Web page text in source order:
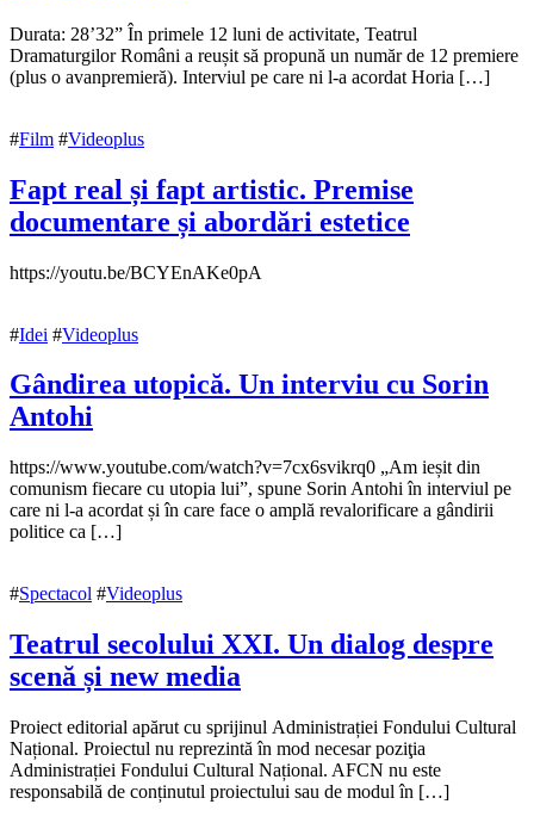
9
mai
2018 3
Durata: 28’32” În primele 12 luni de activitate, Teatrul
Dramaturgilor Români a reușit să propună un număr de 12 premiere
(plus o avanpremieră). Interviul pe care ni l-a acordat Horia […]
#Film #Videoplus
Fapt real și fapt artistic. Premise
documentare și abordări estetice
17
octombrie
https://youtu.be/BCYEnAKe0pA
#Idei #Videoplus
Gândirea utopică. Un interviu cu Sorin
Antohi
15
octombrie
201718
octombrie
https://www.youtube.com/watch?v=7cx6svikrq0 „Am ieșit din
comunism fiecare cu utopia lui”, spune Sorin Antohi în interviul pe
care ni l-a acordat și în care face o amplă revalorificare a gândirii
politice ca […]
#Spectacol #Videoplus
Teatrul secolului XXI. Un dialog despre
scenă și new media
24
septembrie
201724
septembrie
Proiect editorial apărut cu sprijinul Administrației Fondului Cultural
Național. Proiectul nu reprezintă în mod necesar poziţia
Administrației Fondului Cultural Național. AFCN nu este
responsabilă de conținutul proiectului sau de modul în […]